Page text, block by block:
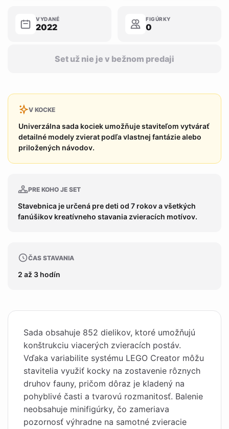
VYDANÉ
2022
FIGÚRKY
0
Set už nie je v bežnom predaji
V KOCKE
Univerzálna sada kociek umožňuje staviteľom vytvárať
detailné modely zvierat podľa vlastnej fantázie alebo
priložených návodov.
PRE KOHO JE SET
Stavebnica je určená pre deti od 7 rokov a všetkých
fanúšikov kreatívneho stavania zvieracích motívov.
ČAS STAVANIA
2 až 3 hodín
Sada obsahuje 852 dielikov, ktoré umožňujú
konštrukciu viacerých zvieracích postáv.
Vďaka variabilite systému LEGO Creator môžu
stavitelia využiť kocky na zostavenie rôznych
druhov fauny, pričom dôraz je kladený na
pohyblivé časti a tvarovú rozmanitosť. Balenie
neobsahuje minifigúrky, čo zameriava
pozornosť výhradne na samotné zvieracie